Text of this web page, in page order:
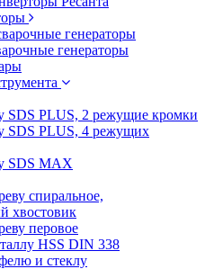
генераторы
генераторы
SDS PLUS, 2 режущие кромки
SDS PLUS, 4 режущих
SDS MAX
спиральное,
хвостовик
перовое
HSS DIN 338
и стеклу